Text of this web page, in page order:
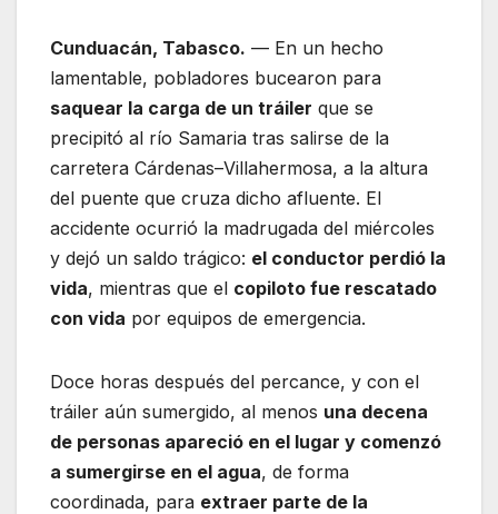
Cunduacán, Tabasco. — En un hecho
lamentable, pobladores bucearon para
saquear la carga de un tráiler que se
precipitó al río Samaria tras salirse de la
carretera Cárdenas–Villahermosa, a la altura
del puente que cruza dicho afluente. El
accidente ocurrió la madrugada del miércoles
y dejó un saldo trágico: el conductor perdió la
vida, mientras que el copiloto fue rescatado
con vida por equipos de emergencia.
Doce horas después del percance, y con el
tráiler aún sumergido, al menos una decena
de personas apareció en el lugar y comenzó
a sumergirse en el agua, de forma
coordinada, para extraer parte de la